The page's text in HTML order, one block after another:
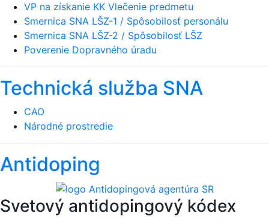
VP na získanie KK Vlečenie predmetu
Smernica SNA LŠZ-1 / Spôsobilosť personálu
Smernica SNA LŠZ-2 / Spôsobilosť LŠZ
Poverenie Dopravného úradu
Technická služba SNA
CAO
Národné prostredie
Antidoping
Svetový antidopingový kódex